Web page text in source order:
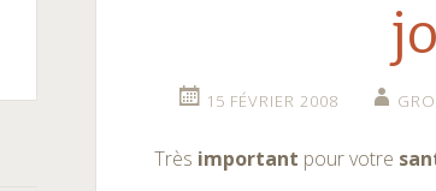
15 FÉVRIER 2008
Très important pour votre